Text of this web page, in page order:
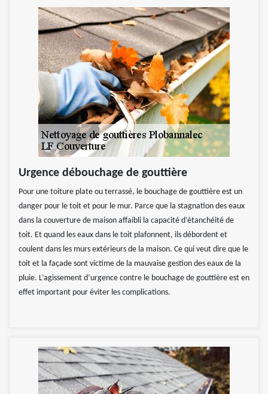
Urgence débouchage de gouttière
Pour une toiture plate ou terrassé, le bouchage de gouttière est un
danger pour le toit et pour le mur. Parce que la stagnation des eaux
dans la couverture de maison affaibli la capacité d’étanchéité de
toit. Et quand les eaux dans le toit plafonnent, ils débordent et
coulent dans les murs extérieurs de la maison. Ce qui veut dire que le
toit et la façade sont victime de la mauvaise gestion des eaux de la
pluie. L’agissement d’urgence contre le bouchage de gouttière est en
effet important pour éviter les complications.